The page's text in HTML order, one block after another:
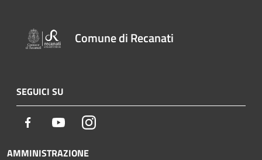
Comune di Recanati
SEGUICI SU
Facebook YoutubeInstagram
AMMINISTRAZIONE